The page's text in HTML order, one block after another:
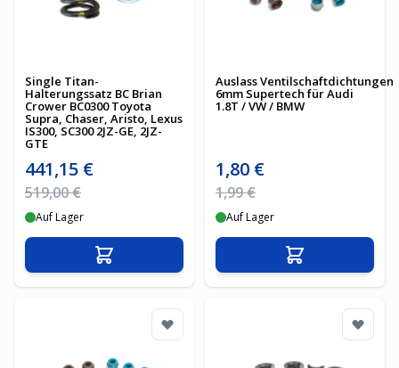
Single Titan-
Halterungssatz BC Brian
Crower BC0300 Toyota
Supra, Chaser, Aristo, Lexus
IS300, SC300 2JZ-GE, 2JZ-
GTE
Sonderpreis
441,15 €
Regulärer Preis
519,00 €
Auf Lager
In den Warenkorb
Auslass Ventilschaftdichtungen
6mm Supertech für Audi
1.8T / VW / BMW
Sonderpreis
1,80 €
Regulärer Preis
1,99 €
Auf Lager
In den